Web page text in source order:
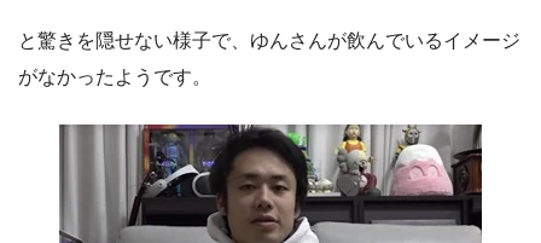
と驚きを隠せない様子で、ゆんさんが飲んでいるイメージ
がなかったようです。